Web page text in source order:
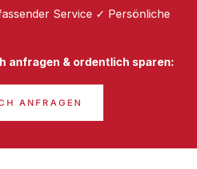
Service ✓ Persönliche
anfragen & ordentlich sparen:
ANFRAGEN